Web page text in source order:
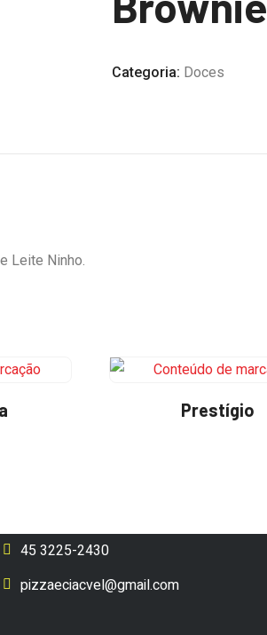
Categoria: Doces
Leite Ninho.
Prestígio
45 3225-2430
pizzaeciacvel@gmail.com